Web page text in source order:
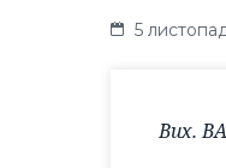
5
Вих.